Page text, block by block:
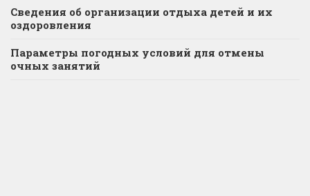
Сведения об организации отдыха детей и их
оздоровления
Параметры погодных условий для отмены
очных занятий